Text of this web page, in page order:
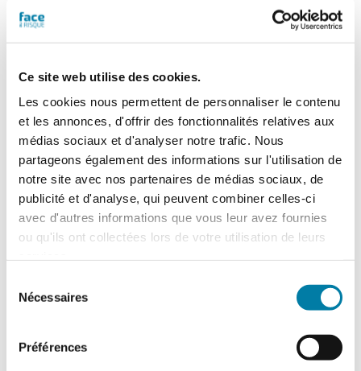
Ce site web utilise des cookies.
Les cookies nous permettent de personnaliser le contenu
et les annonces, d'offrir des fonctionnalités relatives aux
médias sociaux et d'analyser notre trafic. Nous
partageons également des informations sur l'utilisation de
notre site avec nos partenaires de médias sociaux, de
publicité et d'analyse, qui peuvent combiner celles-ci
avec d'autres informations que vous leur avez fournies
ou qu'ils ont collectées lors de votre utilisation de leurs
Nécessaires
Préférences
CH de l’Estran
Le centre hospitalier de l’Estran a organisé,
le 10 février 2026, un exercice attentat
terroriste de grande ampleur. Romain…